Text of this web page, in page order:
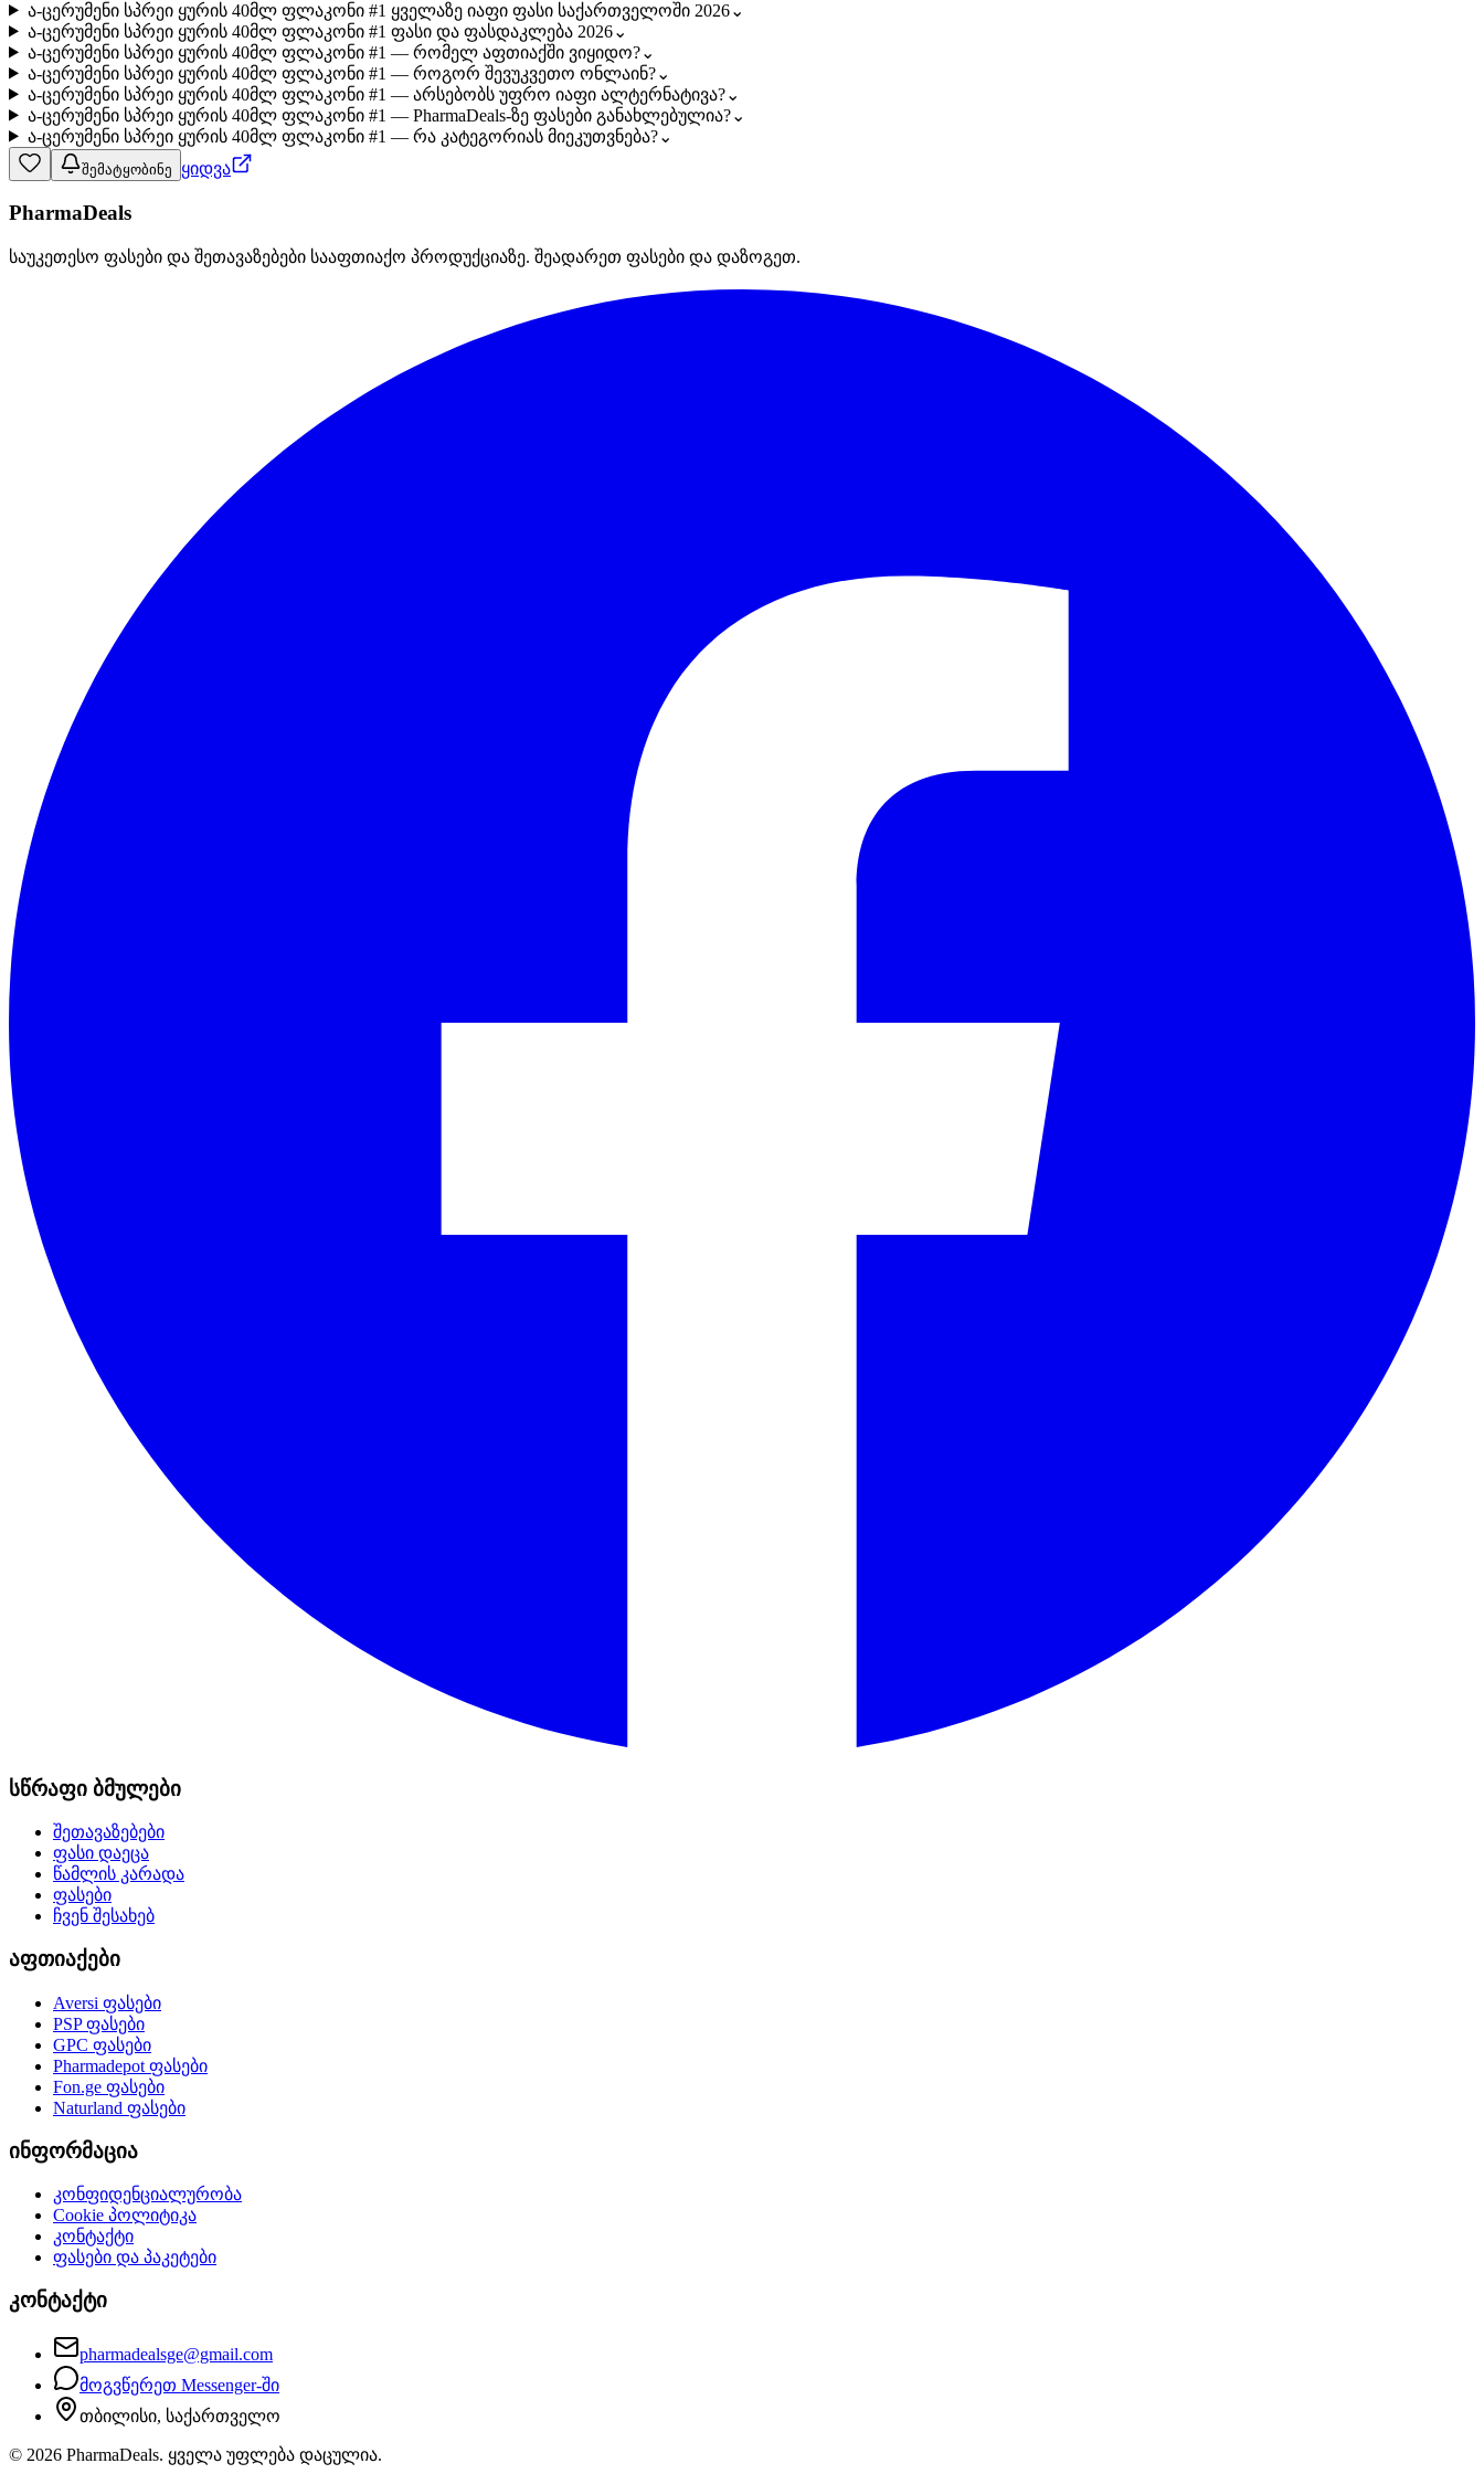
ა-ცერუმენი სპრეი ყურის 40მლ ფლაკონი #1 ყველაზე იაფი ფასი საქართველოში 2026⌄
ა-ცერუმენი სპრეი ყურის 40მლ ფლაკონი #1 ფასი და ფასდაკლება 2026⌄
ა-ცერუმენი სპრეი ყურის 40მლ ფლაკონი #1 — რომელ აფთიაქში ვიყიდო?⌄
ა-ცერუმენი სპრეი ყურის 40მლ ფლაკონი #1 — როგორ შევუკვეთო ონლაინ?⌄
ა-ცერუმენი სპრეი ყურის 40მლ ფლაკონი #1 — არსებობს უფრო იაფი ალტერნატივა?⌄
ა-ცერუმენი სპრეი ყურის 40მლ ფლაკონი #1 — PharmaDeals-ზე ფასები განახლებულია?⌄
ა-ცერუმენი სპრეი ყურის 40მლ ფლაკონი #1 — რა კატეგორიას მიეკუთვნება?⌄
შემატყობინე ყიდვა
PharmaDeals
საუკეთესო ფასები და შეთავაზებები სააფთიაქო პროდუქციაზე. შეადარეთ ფასები და დაზოგეთ.
სწრაფი ბმულები
შეთავაზებები
ფასი დაეცა
წამლის კარადა
ფასები
ჩვენ შესახებ
აფთიაქები
Aversi ფასები
PSPფასები
GPC ფასები
Pharmadepot ფასები
Fon.ge ფასები
Naturland ფასები
ინფორმაცია
კონფიდენციალურობა
Cookie პოლიტიკა
კონტაქტი
ფასები და პაკეტები
კონტაქტი
pharmadealsge@gmail.com
მოგვწერეთ Messenger-ში
თბილისი, საქართველო
© 2026 PharmaDeals. ყველა უფლება დაცულია.